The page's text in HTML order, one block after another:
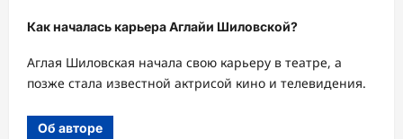
Как началась карьера Аглайи Шиловской?
Аглая Шиловская начала свою карьеру в театре, а
позже стала известной актрисой кино и телевидения.
Об авторе